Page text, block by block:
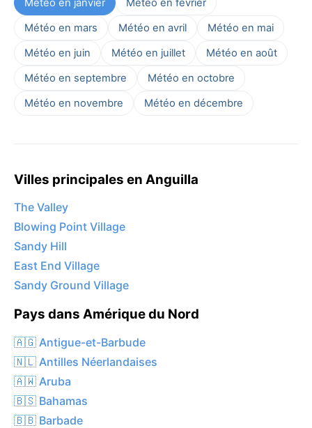
Météo en janvier
Météo en février
Météo en mars
Météo en avril
Météo en mai
Météo en juin
Météo en juillet
Météo en août
Météo en septembre
Météo en octobre
Météo en novembre
Météo en décembre
Villes principales en Anguilla
The Valley
Blowing Point Village
Sandy Hill
East End Village
Sandy Ground Village
Pays dans Amérique du Nord
🇦🇬 Antigue-et-Barbude
🇳🇱 Antilles Néerlandaises
🇦🇼 Aruba
🇧🇸 Bahamas
🇧🇧 Barbade